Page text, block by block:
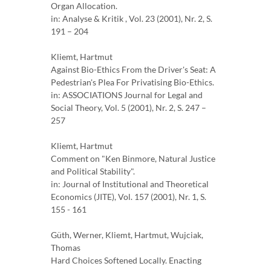
Organ Allocation.
in: Analyse & Kritik , Vol. 23 (2001), Nr. 2, S.
191 – 204
Kliemt, Hartmut
Against Bio-Ethics From the Driver's Seat: A
Pedestrian's Plea For Privatising Bio-Ethics.
in: ASSOCIATIONS Journal for Legal and
Social Theory, Vol. 5 (2001), Nr. 2, S. 247 –
257
Kliemt, Hartmut
Comment on "Ken Binmore, Natural Justice
and Political Stability".
in: Journal of Institutional and Theoretical
Economics (JITE), Vol. 157 (2001), Nr. 1, S.
155 - 161
Güth, Werner, Kliemt, Hartmut, Wujciak,
Thomas
Hard Choices Softened Locally. Enacting